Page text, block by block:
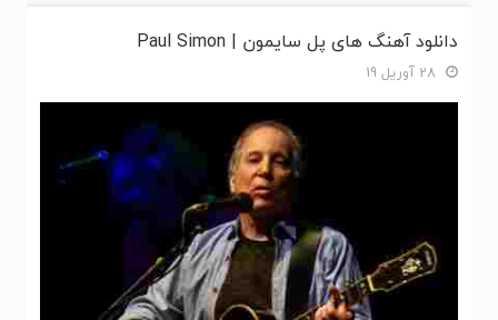
دانلود آهنگ های پل سایمون | Paul Simon